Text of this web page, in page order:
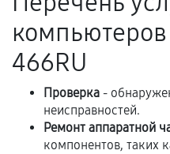
срока.
Программные сбои,
отдельных условиях.
Если
самостоятельно
466RU
Проверка -
неисправностей.
Ремонт аппаратной
компонентов, таких